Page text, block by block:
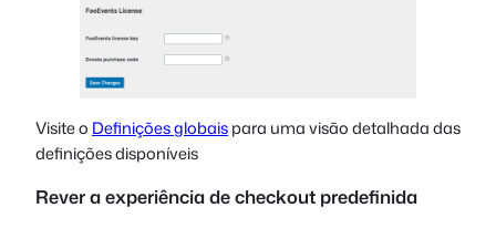
Visite o Definições globaispara uma visão detalhada das
definições disponíveis
Rever a experiência de checkout predefinida